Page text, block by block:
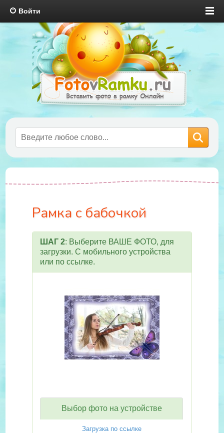
Войти
Рамка с бабочкой
ШАГ 2: Выберите ВАШЕ ФОТО, для
загрузки. С мобильного устройства
или по ссылке.
Выбор фото на устройстве
Загрузка по ссылке